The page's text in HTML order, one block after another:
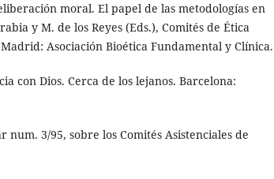
moral. El papel de las metodologías en
y M. de los Reyes (Eds.), Comités de Ética
Asociación Bioética Fundamental y Clínica.
con Dios. Cerca de los lejanos. Barcelona:
num. 3/95, sobre los Comités Asistenciales de